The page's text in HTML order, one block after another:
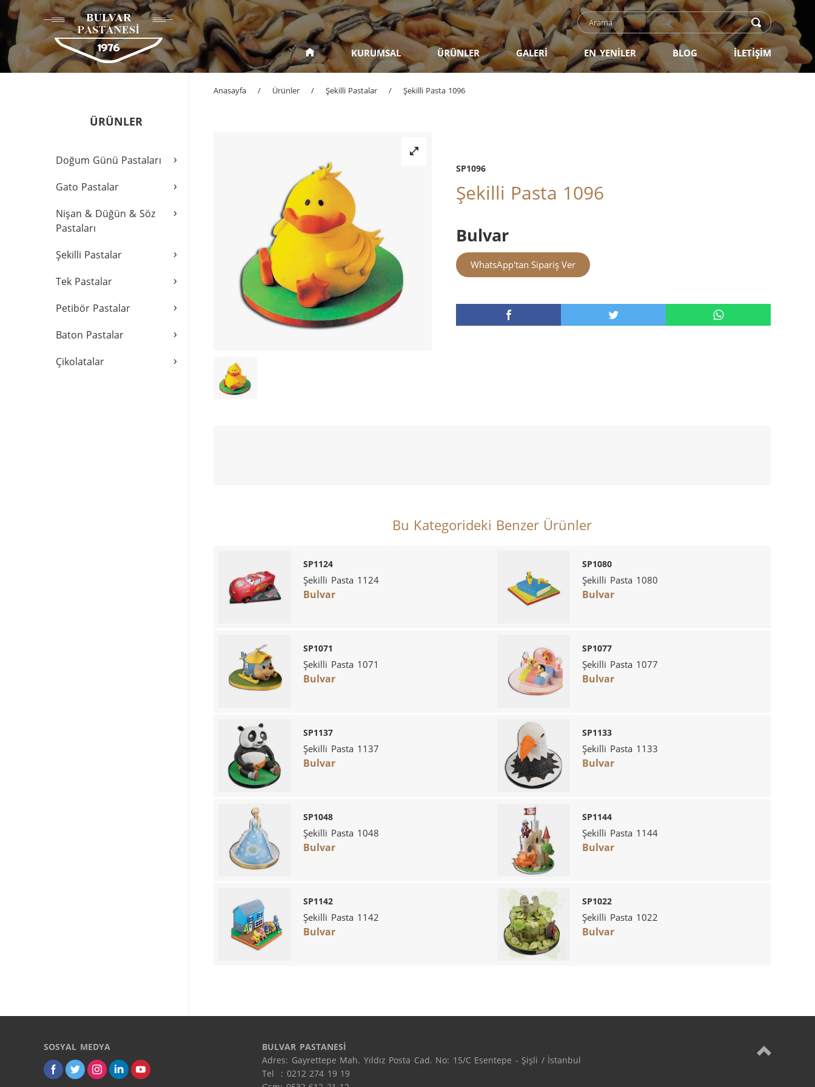
KURUMSAL ÜRÜNLER GALERİ EN YENİLER BLOG İLETİŞİM
ÜRÜNLER
›
Doğum Günü Pastaları
›
Gato Pastalar
›
Nişan & Düğün & Söz
Pastaları
›
Şekilli Pastalar
›
Tek Pastalar
›
Petibör Pastalar
›
Baton Pastalar
›
Çikolatalar
Anasayfa / Ürünler / Şekilli Pastalar / Şekilli Pasta 1096
SP1096
Şekilli Pasta 1096
Bulvar
WhatsApp'tan Sipariş Ver
Bu Kategorideki Benzer Ürünler
SP1124
Şekilli Pasta 1124
Bulvar
SP1080
Şekilli Pasta 1080
Bulvar
SP1071
Şekilli Pasta 1071
Bulvar
SP1077
Şekilli Pasta 1077
Bulvar
SP1137
Şekilli Pasta 1137
Bulvar
SP1133
Şekilli Pasta 1133
Bulvar
SP1048
Şekilli Pasta 1048
Bulvar
SP1144
Şekilli Pasta 1144
Bulvar
SP1142
Şekilli Pasta 1142
Bulvar
SP1022
Şekilli Pasta 1022
Bulvar
SOSYAL MEDYA
BULVAR PASTANESİ
Adres: Gayrettepe Mah. Yıldız Posta Cad. No: 15/C Esentepe - Şişli / İstanbul
Tel  : 0212 274 19 19